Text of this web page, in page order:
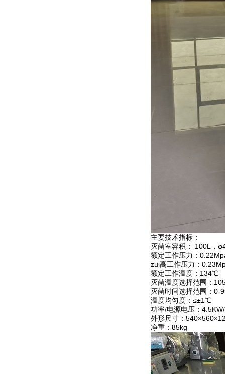
主要技术指标：
灭菌室容积： 100L，
额定工作压力：
zui高工作压力：
额定工作温度：134℃
灭菌温度选择范围：
灭菌时间选择范围：0-
温度均匀度：≤±1℃
功率/电源电压：
外形尺寸：
净重：85kg